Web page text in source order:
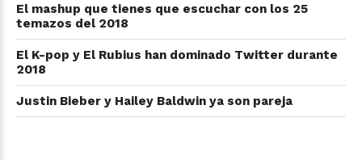
El mashup que tienes que escuchar con los 25
temazos del 2018
El K-pop y El Rubius han dominado Twitter durante
2018
Justin Bieber y Hailey Baldwin ya son pareja